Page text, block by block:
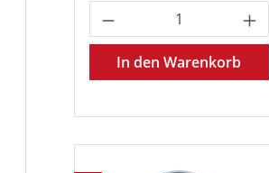
Produkt Anzahl:
In den Warenkorb